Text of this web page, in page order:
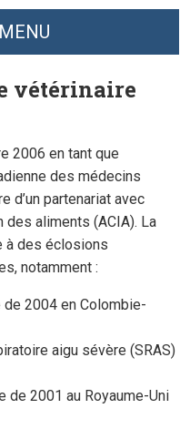
vétérinaire
2006 en tant que
des médecins
d’un partenariat avec
des aliments (ACIA). La
à des éclosions
notamment :
de 2004 en Colombie-
aigu sévère (SRAS)
de 2001 au Royaume-Uni